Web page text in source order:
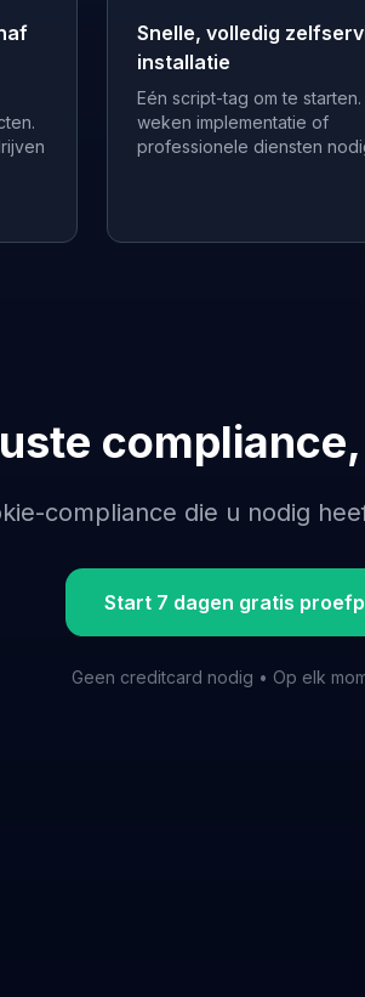
Snelle, volledig
installatie
Eén script-tag om te starten.
weken implementatie of
professionele diensten
compliance die u nodig
Start 7 dagen gratis
Geen creditcard nodig • Op elk